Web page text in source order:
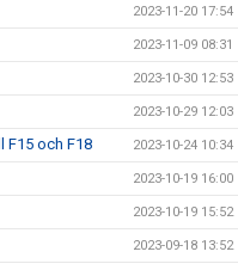
2023-11-20 17:54
2023-11-09 08:31
2023-10-30 12:53
2023-10-29 12:03
F15 och F18 2023-10-24 10:34
2023-10-19 16:00
2023-10-19 15:52
2023-09-18 13:52